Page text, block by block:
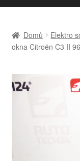
navigaci
obsahu
Celosvětová
Domů Elektro
okna Citroën C3 II